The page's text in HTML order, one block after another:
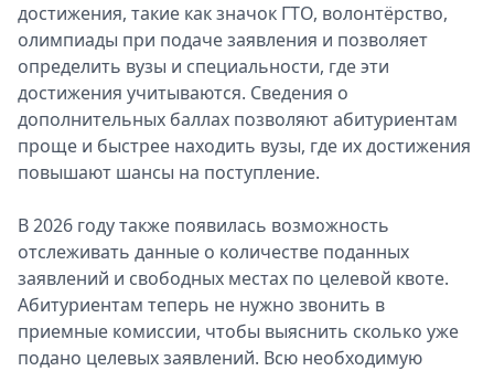
достижения, такие как значок ГТО, волонтёрство,
олимпиады при подаче заявления и позволяет
определить вузы и специальности, где эти
достижения учитываются. Сведения о
дополнительных баллах позволяют абитуриентам
проще и быстрее находить вузы, где их достижения
повышают шансы на поступление.
В 2026 году также появилась возможность
отслеживать данные о количестве поданных
заявлений и свободных местах по целевой квоте.
Абитуриентам теперь не нужно звонить в
приемные комиссии, чтобы выяснить сколько уже
подано целевых заявлений. Всю необходимую